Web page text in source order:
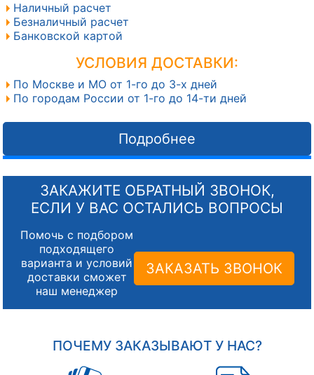
Наличный расчет
Безналичный расчет
Банковской картой
УСЛОВИЯ ДОСТАВКИ:
По Москве и МО от 1-го до 3-х дней
По городам России от 1-го до 14-ти дней
Подробнее
ЗАКАЖИТЕ ОБРАТНЫЙ ЗВОНОК,
ЕСЛИ У ВАС ОСТАЛИСЬ ВОПРОСЫ
Помочь с подбором
подходящего
варианта и условий
доставки сможет
наш менеджер
ЗАКАЗАТЬ ЗВОНОК
ПОЧЕМУ ЗАКАЗЫВАЮТ У НАС?